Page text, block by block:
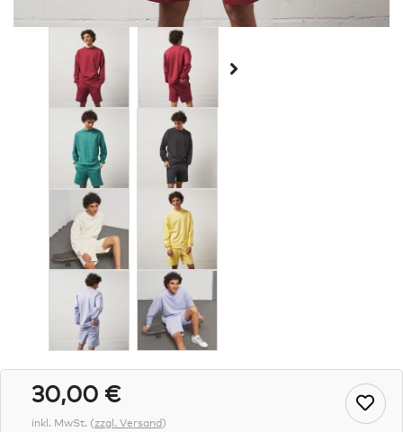
30,00 €
inkl. MwSt. (zzgl. Versand)